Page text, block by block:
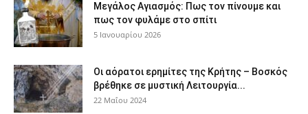
Μεγάλος Αγιασμός: Πως τον πίνουμε και
πως τον φυλάμε στο σπίτι
5 Ιανουαρίου 2026
Οι αόρατοι ερημίτες της Κρήτης – Βοσκός
βρέθηκε σε μυστική Λειτουργία...
22 Μαΐου 2024